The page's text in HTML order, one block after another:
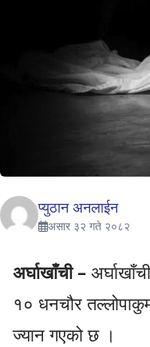
प्युठान अनलाईन
असार ३२ गते २०८२
अर्घाखाँची –
१० धनचौर
ज्यान गएको छ ।